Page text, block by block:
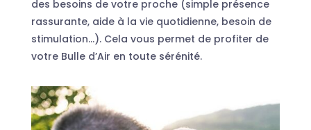
des besoins de votre proche (simple présence
rassurante, aide à la vie quotidienne, besoin de
stimulation…). Cela vous permet de profiter de
votre Bulle d’Air en toute sérénité.